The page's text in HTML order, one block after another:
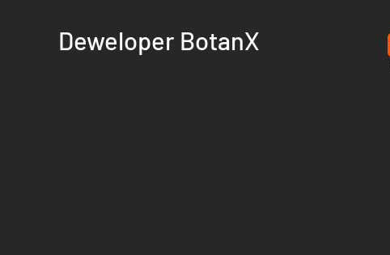
Deweloper BotanX